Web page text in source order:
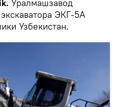
Уралмашзавод
ЭКГ-5А
Узбекистан.